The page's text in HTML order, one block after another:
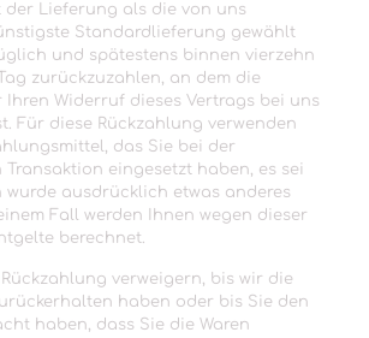
der Lieferung als die von uns
Standardlieferung gewählt
und spätestens binnen vierzehn
zurückzuzahlen, an dem die
Widerruf dieses Vertrags bei uns
Für diese Rückzahlung verwenden
das Sie bei der
eingesetzt haben, es sei
wurde ausdrücklich etwas anderes
Fall werden Ihnen wegen dieser
berechnet.
verweigern, bis wir die
haben oder bis Sie den
haben, dass Sie die Waren